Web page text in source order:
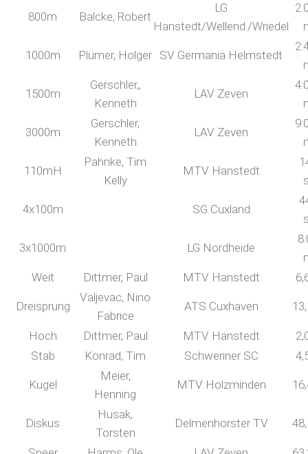
800m Balcke, Robert
LG
Hanstedt/Wellend./Wriedel
1000m Plümer, Holger SV Germania Helmstedt
1500m
Gerschler,,
Kenneth
LAV Zeven
3000m
Gerschler,
Kenneth
LAV Zeven
110mH
Pahnke, Tim
Kelly
MTV Hanstedt
4x100m SG Cuxland
3x1000m LG Nordheide
Weit
Dittmer, Paul MTV Hanstedt
Dreisprung
Valjevac, Nino
Fabrice
ATS Cuxhaven
Hoch Dittmer, Paul MTV Hanstedt
Stab
Konrad, Tim Schweriner SC
Kugel
Meier,
Henning
MTV Holzminden
Diskus
Husak,
Torsten
Delmenhorster TV